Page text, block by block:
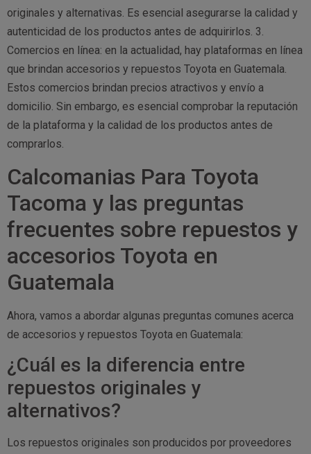
originales y alternativas. Es esencial asegurarse la calidad y
autenticidad de los productos antes de adquirirlos. 3.
Comercios en línea: en la actualidad, hay plataformas en línea
que brindan accesorios y repuestos Toyota en Guatemala.
Estos comercios brindan precios atractivos y envío a
domicilio. Sin embargo, es esencial comprobar la reputación
de la plataforma y la calidad de los productos antes de
comprarlos.
Calcomanias Para Toyota
Tacoma y las preguntas
frecuentes sobre repuestos y
accesorios Toyota en
Guatemala
Ahora, vamos a abordar algunas preguntas comunes acerca
de accesorios y repuestos Toyota en Guatemala:
¿Cuál es la diferencia entre
repuestos originales y
alternativos?
Los repuestos originales son producidos por proveedores